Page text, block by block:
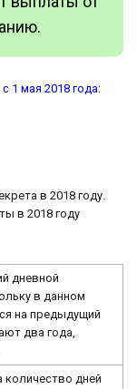
1 мая 2018 года:
в 2018 году.
в 2018 году
дневной
в данном
на предыдущий
два года,
дней